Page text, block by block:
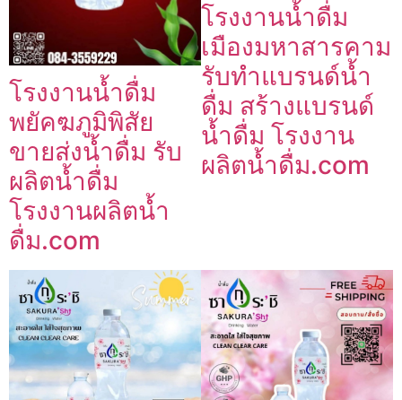
โรงงานน้ำดื่ม
พยัคฆภูมิพิสัย
ขายส่งน้ำดื่ม รับ
ผลิตน้ำดื่ม
โรงงานผลิตน้ำ
ดื่ม.com
โรงงานน้ำดื่ม
เมืองมหาสารคาม
รับทำแบรนด์น้ำ
ดื่ม สร้างแบรนด์
น้ำดื่ม โรงงาน
ผลิตน้ำดื่ม.com